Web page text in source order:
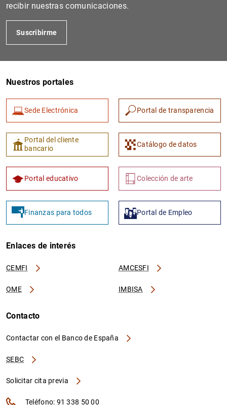
recibir nuestras comunicaciones.
Suscribirme
Nuestros portales
Sede Electrónica Portal de transparencia
Portal del cliente
bancario
Catálogo de datos
Portal educativo Colección de arte
Finanzas para todos Portal de Empleo
Enlaces de interés
CEMFI AMCESFI
OME IMBISA
Contacto
Contactar con el Banco de España
SEBC
Solicitar cita previa
Teléfono: 91 338 50 00